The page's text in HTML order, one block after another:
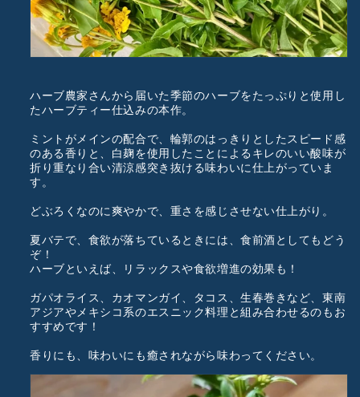
ハーブ農家さんから届いた季節のハーブをたっぷりと使用し
たハーブティー仕込みの本作。
ミントがメインの配合で、輪郭のはっきりとしたスピード感
のある香りと、白麹を使用したことによるキレのいい酸味が
折り重なり合い清涼感突き抜ける味わいに仕上がっていま
す。
どぶろくなのに爽やかで、重さを感じさせない仕上がり。
夏バテで、食欲が落ちているときには、食前酒としてもどう
ぞ！
ハーブといえば、リラックスや食欲増進の効果も！
ガパオライス、カオマンガイ、タコス、生春巻きなど、東南
アジアやメキシコ系のエスニック料理と組み合わせるのもお
すすめです！
香りにも、味わいにも癒されながら味わってください。